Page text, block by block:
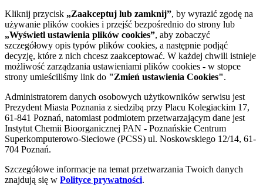
Kliknij przycisk „Zaakceptuj lub zamknij”, by wyrazić zgodę na
używanie plików cookies i przejść bezpośrednio do strony lub
„Wyświetl ustawienia plików cookies”, aby zobaczyć
szczegółowy opis typów plików cookies, a następnie podjąć
decyzję, które z nich chcesz zaakceptować. W każdej chwili istnieje
możliwość zarządzania ustawieniami plików cookies - w stopce
strony umieściliśmy link do "Zmień ustawienia Cookies".
Administratorem danych osobowych użytkowników serwisu jest
Prezydent Miasta Poznania z siedzibą przy Placu Kolegiackim 17,
61-841 Poznań, natomiast podmiotem przetwarzającym dane jest
Instytut Chemii Bioorganicznej PAN - Poznańskie Centrum
Superkomputerowo-Sieciowe (PCSS) ul. Noskowskiego 12/14, 61-
704 Poznań.
Szczegółowe informacje na temat przetwarzania Twoich danych
znajdują się w Polityce prywatności.